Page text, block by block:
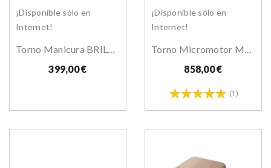
¡Disponible sólo en
Internet!
Torno Manicura BRILLIANT WHITE 30000 RPM
399,00 €
¡Disponible sólo en
Internet!
Torno Micromotor Medipower Con Aspiración
858,00 €
(1)